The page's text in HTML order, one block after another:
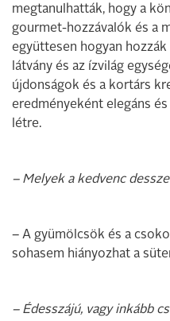
megtanulhatták, hogy a
gourmet-­hozzávalók és a
együttesen hogyan
látvány és az ízvilág
újdonságok és a kortárs
eredményeként elegáns
létre.
– Melyek a kedvenc
– A gyümölcsök és a
sohasem hiányozhat a
– Édesszájú, vagy inkább